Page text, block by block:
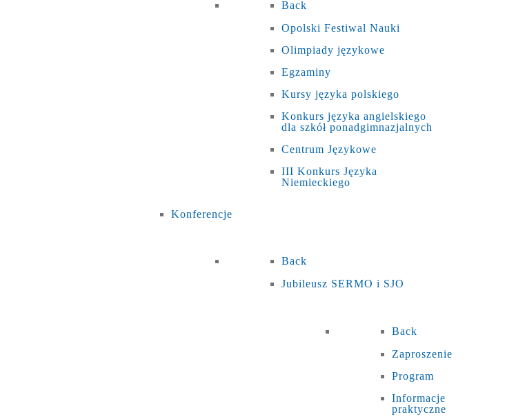
Back
Opolski Festiwal Nauki
Olimpiady językowe
Egzaminy
Kursy języka polskiego
Konkurs języka angielskiego
dla szkół ponadgimnazjalnych
Centrum Językowe
III Konkurs Języka
Niemieckiego
Konferencje
Back
Jubileusz SERMO i SJO
Back
Zaproszenie
Program
Informacje
praktyczne